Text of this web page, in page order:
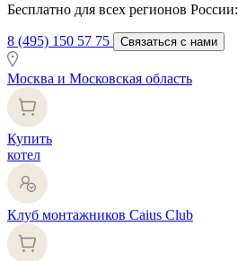
Бесплатно для всех регионов России:
8 (495) 150 57 75 Связаться с нами
Москва и Московская область
Купить
котел
Клуб монтажников Caius Club